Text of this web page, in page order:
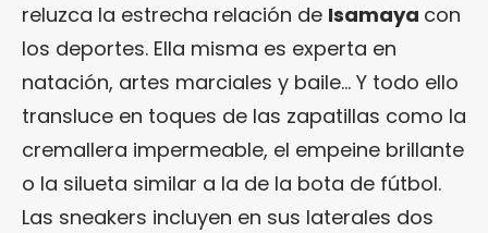
reluzca la estrecha relación de Isamaya con
los deportes. Ella misma es experta en
natación, artes marciales y baile… Y todo ello
transluce en toques de las zapatillas como la
cremallera impermeable, el empeine brillante
o la silueta similar a la de la bota de fútbol.
Las sneakers incluyen en sus laterales dos